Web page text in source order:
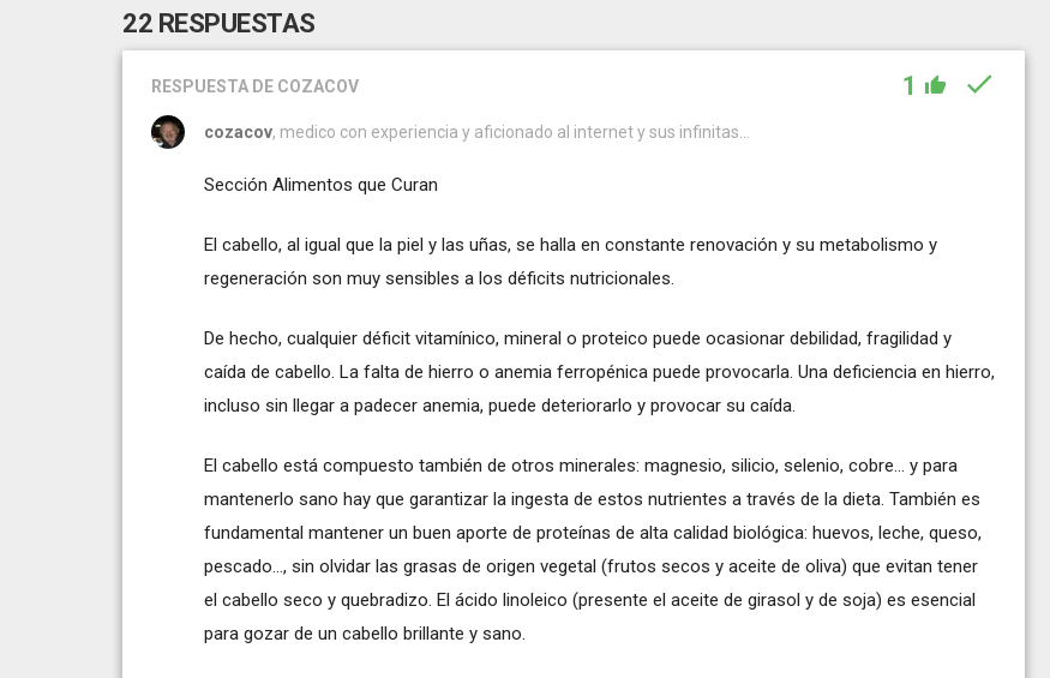
22 RESPUESTAS
RESPUESTA DE COZACOV 1
cozacov, medico con experiencia y aficionado al internet y sus infinitas...
Sección Alimentos que Curan
El cabello, al igual que la piel y las uñas, se halla en constante renovación y su metabolismo y
regeneración son muy sensibles a los déficits nutricionales.
De hecho, cualquier déficit vitamínico, mineral o proteico puede ocasionar debilidad, fragilidad y
caída de cabello. La falta de hierro o anemia ferropénica puede provocarla. Una deficiencia en hierro,
incluso sin llegar a padecer anemia, puede deteriorarlo y provocar su caída.
El cabello está compuesto también de otros minerales: magnesio, silicio, selenio, cobre... y para
mantenerlo sano hay que garantizar la ingesta de estos nutrientes a través de la dieta. También es
fundamental mantener un buen aporte de proteínas de alta calidad biológica: huevos, leche, queso,
pescado..., sin olvidar las grasas de origen vegetal (frutos secos y aceite de oliva) que evitan tener
el cabello seco y quebradizo. El ácido linoleico (presente el aceite de girasol y de soja) es esencial
para gozar de un cabello brillante y sano.